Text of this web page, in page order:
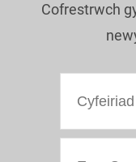
Cofrestrwch